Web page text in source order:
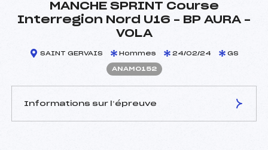
MANCHE SPRINT Course
Interregion Nord U16 – BP AURA –
VOLA
SAINT GERVAIS Hommes 24/02/24 GS
ANAM0152
Informations sur l’épreuve